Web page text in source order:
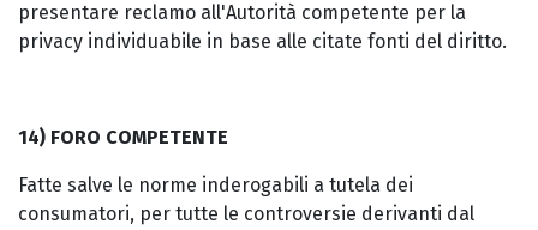
presentare reclamo all'Autorità competente per la
privacy individuabile in base alle citate fonti del diritto.
14) FORO COMPETENTE
Fatte salve le norme inderogabili a tutela dei
consumatori, per tutte le controversie derivanti dal